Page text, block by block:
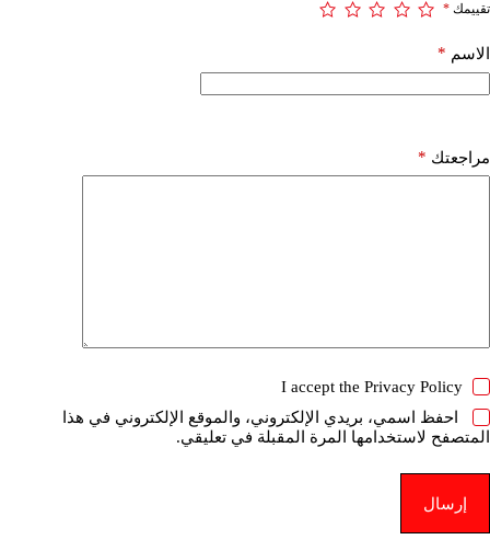
تقييمك *
الاسم *
مراجعتك *
I accept the Privacy Policy
احفظ اسمي، بريدي الإلكتروني، والموقع الإلكتروني في هذا
المتصفح لاستخدامها المرة المقبلة في تعليقي.
إرسال